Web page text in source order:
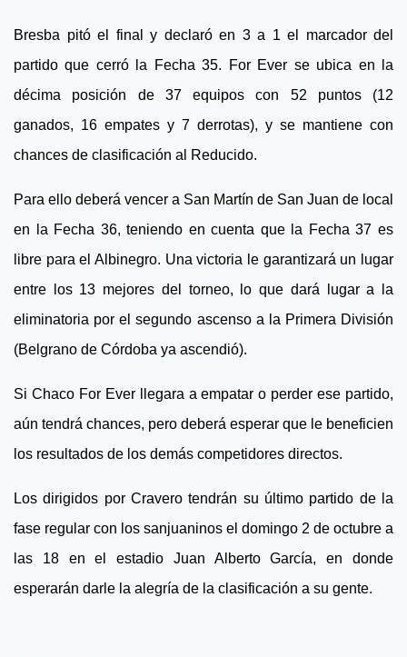
Bresba pitó el final y declaró en 3 a 1 el marcador del
partido que cerró la Fecha 35. For Ever se ubica en la
décima posición de 37 equipos con 52 puntos (12
ganados, 16 empates y 7 derrotas), y se mantiene con
chances de clasificación al Reducido.
Para ello deberá vencer a San Martín de San Juan de local
en la Fecha 36, teniendo en cuenta que la Fecha 37 es
libre para el Albinegro. Una victoria le garantizará un lugar
entre los 13 mejores del torneo, lo que dará lugar a la
eliminatoria por el segundo ascenso a la Primera División
(Belgrano de Córdoba ya ascendió).
Si Chaco For Ever llegara a empatar o perder ese partido,
aún tendrá chances, pero deberá esperar que le beneficien
los resultados de los demás competidores directos.
Los dirigidos por Cravero tendrán su último partido de la
fase regular con los sanjuaninos el domingo 2 de octubre a
las 18 en el estadio Juan Alberto García, en donde
esperarán darle la alegría de la clasificación a su gente.